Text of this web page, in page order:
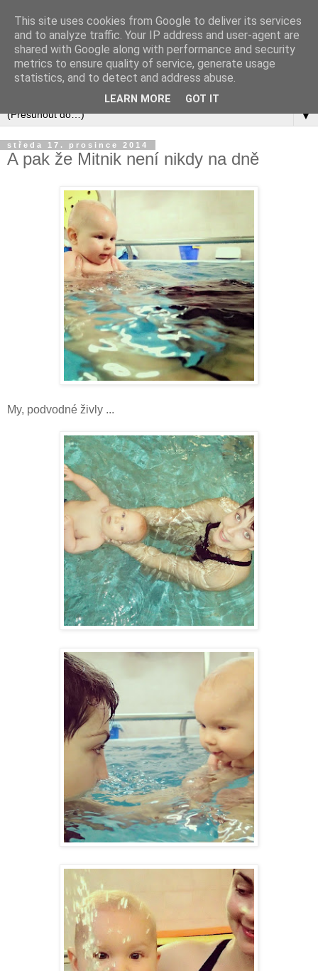
▼
středa 17. prosince 2014
A pak že Mitnik není nikdy na dně
My, podvodné živly ...
This site uses cookies from Google to deliver its services
and to analyze traffic. Your IP address and user-agent are
shared with Google along with performance and security
metrics to ensure quality of service, generate usage
statistics, and to detect and address abuse.
LEARN MORE GOT IT